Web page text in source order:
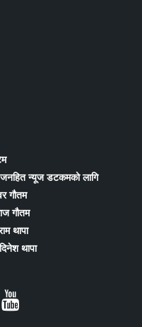
जनहित न्यूज डटकमको लागि
गौतम
गौतम
थापा
थापा